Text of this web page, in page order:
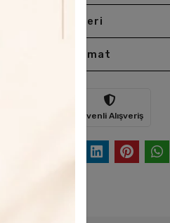
Taksit Seçenekleri
Garanti Ve Teslimat
Güvenli Alışveriş